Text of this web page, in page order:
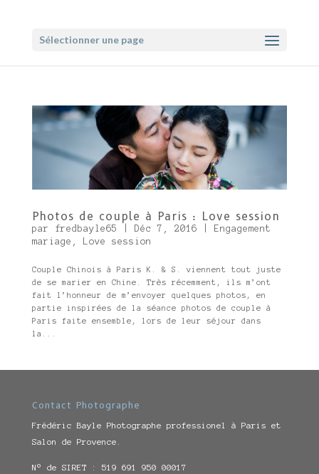
Sélectionner une page
Photos de couple à Paris : Love session
par fredbayle65 Déc 7, 2016
Engagement
mariage
Love session
Couple Chinois à Paris K. & S. viennent tout juste
de se marier en Chine. Très récemment, ils m’ont
fait l’honneur de m’envoyer quelques photos, en
partie inspirées de la séance photos de couple à
Paris faite ensemble, lors de leur séjour dans
la...
Contact Photographe
Frédéric Bayle Photographe professionel à Paris et
Salon de Provence.
N° de SIRET : 519 691 950 00017